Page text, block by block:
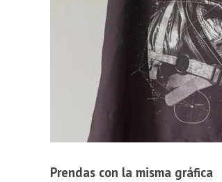
Prendas con la misma gráfica